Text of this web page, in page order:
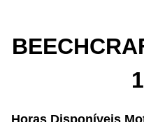
Horas Disponíveis